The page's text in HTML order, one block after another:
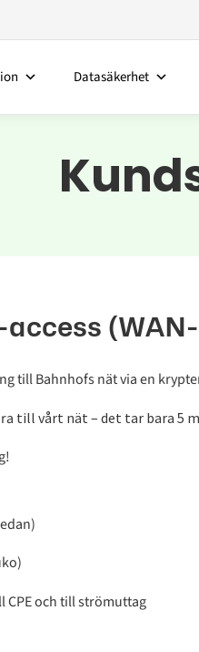
Datasäkerhet
till Bahnhofs nät via en
till vårt nät – det tar bara 5
CPE och till strömuttag